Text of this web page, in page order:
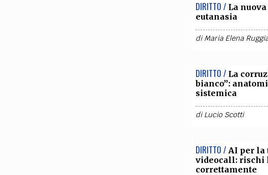
DIRITTO / La
eutanasia
diMaria Elena
DIRITTO / La
bianco”:
sistemica
diLucio Scotti
DIRITTO / AI per la
videocall: rischi
correttamente